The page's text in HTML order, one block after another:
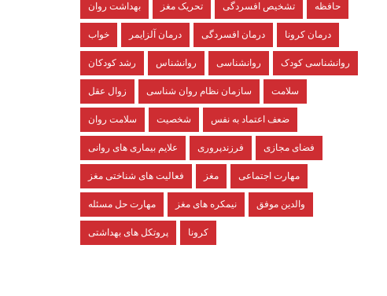
بهداشت روان تحریک مغز تشخیص افسردگی حافظه
خواب درمان آلزایمر درمان افسردگی درمان کرونا
رشد کودکان روانشناس روانشناسی روانشناسی کودک
زوال عقل سازمان نظام روان شناسی سلامت
سلامت روان شخصیت ضعف اعتماد به نفس
علایم بیماری های روانی فرزندپروری فضای مجازی
فعالیت های شناختی مغز مغز مهارت اجتماعی
مهارت حل مسئله نیمکره های مغز والدین موفق
پروتکل های بهداشتی کرونا